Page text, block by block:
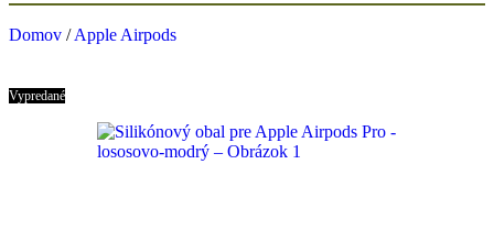
Domov / Apple Airpods
Vypredané